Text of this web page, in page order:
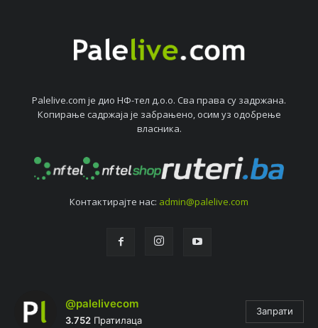
Palelive.com јe дио НФ-тeл д.о.о. Сва права су задржана.
Копирањe садржаја јe забрањeно, осим уз одобрeњe
власника.
Контактирајтe нас: admin@palelive.com
@palelivecom
3.752 Пратилаца
Запрати